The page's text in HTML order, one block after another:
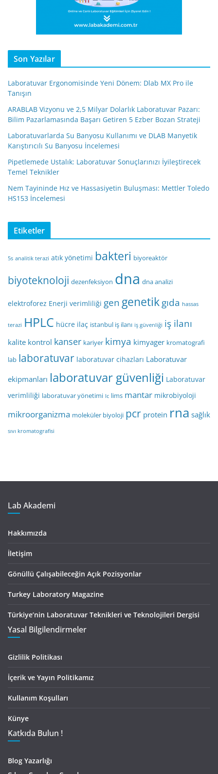
Son Yazılar
Laboratuvar Ergonomisinde Yeni Dönem: Dlab MX Pro ile
Tanışın
ARABLAB Vizyonu ve 2,5 Milyar Dolarlık Laboratuvar Pazarı:
Bilim Pazarlamasında Başarı Getiren 5 Ezber Bozan Strateji
Laboratuvarlarda Su Banyosu Kullanımı ve DLAB Manyetik
Karıştırıcılı Su Banyosu İncelemesi
Pipetlemede Ustalık: Laboratuvar Sonuçlarınızı İyileştirecek
Temel Teknikler
Nem Tayininde Hız ve Hassasiyetin Buluşması: Mettler Toledo
HS153 İncelemesi
Etiketler
5s analitik terazi atık yönetimi bakteri biyoreaktör
biyoteknoloji dezenfeksiyon dna dna analizi
elektroforez Enerji verimliliği gen genetikgıda hassas
terazi HPLC hücre ilaç istanbul iş ilanı iş güvenliği iş ilanı
kalite kontrol kanser kariyer kimya kimyager kromatografi
lab laboratuvar laboratuvar cihazları Laboratuvar
ekipmanları laboratuvar güvenliği Laboratuvar
verimliliği laboratuvar yönetimi lc lims mantar mikrobiyoloji
mikroorganizma moleküler biyoloji pcr protein rna sağlık
sıvı kromatografisi
Lab Akademi
Hakkımızda
İletişim
Gönüllü Çalışabileceğin Açık Pozisyonlar
Turkey Laboratory Magazine
Türkiye’nin Laboratuvar Teknikleri ve Teknolojileri Dergisi
Yasal Bilgilendirmeler
Gizlilik Politikası
İçerik ve Yayın Politikamız
Kullanım Koşulları
Künye
Katkıda Bulun !
Blog Yazarlığı